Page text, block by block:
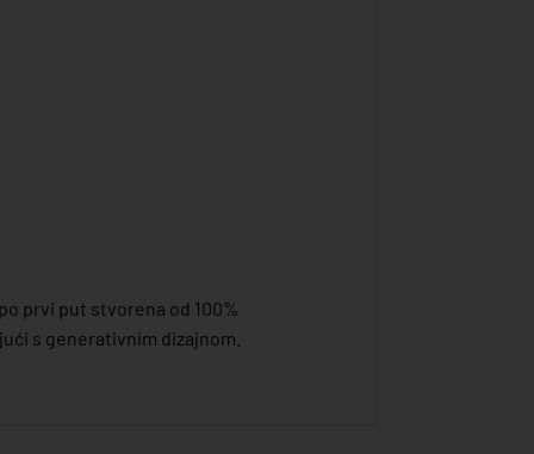
prvi put stvorena od 100%
s generativnim dizajnom.